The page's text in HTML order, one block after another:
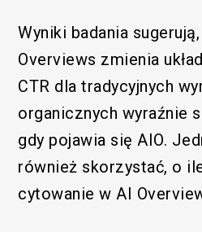
Wyniki badania
Overviews zmienia
CTR dla tradycyjnych
organicznych wyraźnie
gdy pojawia się AIO.
również skorzystać, o
cytowanie w AI